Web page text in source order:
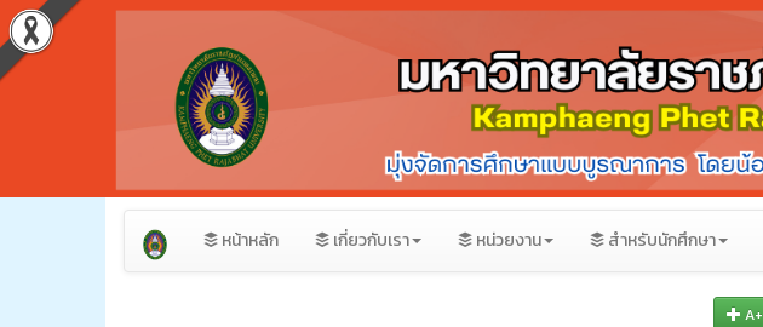
หน้าหลัก เกี่ยวกับเรา หน่วยงาน สำหรับนักศึกษา
A+